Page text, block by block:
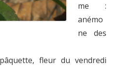
me :
anémo
ne des
fleur du vendredi